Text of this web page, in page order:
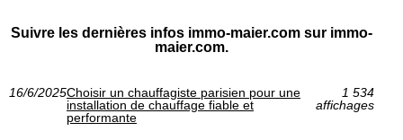
Suivre les dernières infos immo-maier.com sur immo-
maier.com.
16/6/2025Choisir un chauffagiste parisien pour une
installation de chauffage fiable et
performante
1 534
affichages